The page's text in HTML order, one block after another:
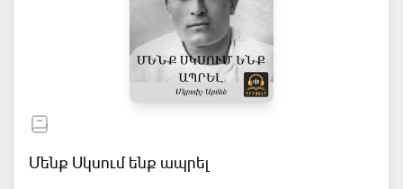
Մենք Սկսում ենք ապրել